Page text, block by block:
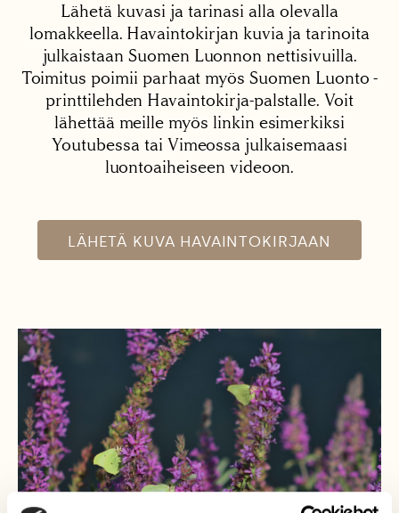
Lähetä kuvasi ja tarinasi alla olevalla
lomakkeella. Havaintokirjan kuvia ja tarinoita
julkaistaan Suomen Luonnon nettisivuilla.
Toimitus poimii parhaat myös Suomen Luonto -
printtilehden Havaintokirja-palstalle. Voit
lähettää meille myös linkin esimerkiksi
Youtubessa tai Vimeossa julkaisemaasi
luontoaiheiseen videoon.
LÄHETÄ KUVA HAVAINTOKIRJAAN